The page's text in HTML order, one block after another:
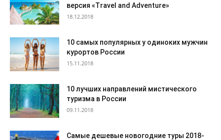
версия «Travel and Adventure»
18.12.2018
10 самых популярных у одиноких мужчин
курортов России
15.11.2018
10 лучших направлений мистического
туризма в России
09.11.2018
Самые дешевые новогодние туры 2018-